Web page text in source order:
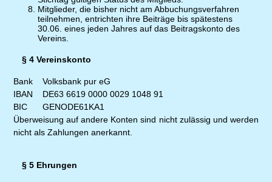
Mitglieder, die bisher nicht am Abbuchungsverfahren
teilnehmen, entrichten ihre Beiträge bis spätestens
30.06. eines jeden Jahres auf das Beitragskonto des
Vereins.
§ 4 Vereinskonto
Bank
Volksbank pur eG
IBAN
DE63 6619 0000 0029 1048 91
BIC
GENODE61KA1
Überweisung auf andere Konten sind nicht zulässig und werden
nicht als Zahlungen anerkannt.
§ 5 Ehrungen